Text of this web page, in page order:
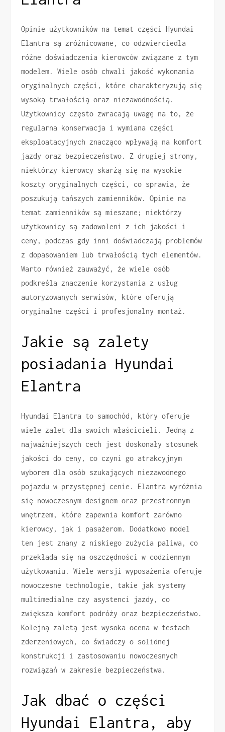
Opinie użytkowników na temat części Hyundai
Elantra są zróżnicowane, co odzwierciedla
różne doświadczenia kierowców związane z tym
modelem. Wiele osób chwali jakość wykonania
oryginalnych części, które charakteryzują się
wysoką trwałością oraz niezawodnością.
Użytkownicy często zwracają uwagę na to, że
regularna konserwacja i wymiana części
eksploatacyjnych znacząco wpływają na komfort
jazdy oraz bezpieczeństwo. Z drugiej strony,
niektórzy kierowcy skarżą się na wysokie
koszty oryginalnych części, co sprawia, że
poszukują tańszych zamienników. Opinie na
temat zamienników są mieszane; niektórzy
użytkownicy są zadowoleni z ich jakości i
ceny, podczas gdy inni doświadczają problemów
z dopasowaniem lub trwałością tych elementów.
Warto również zauważyć, że wiele osób
podkreśla znaczenie korzystania z usług
autoryzowanych serwisów, które oferują
oryginalne części i profesjonalny montaż.
Jakie są zalety
posiadania Hyundai
Elantra
Hyundai Elantra to samochód, który oferuje
wiele zalet dla swoich właścicieli. Jedną z
najważniejszych cech jest doskonały stosunek
jakości do ceny, co czyni go atrakcyjnym
wyborem dla osób szukających niezawodnego
pojazdu w przystępnej cenie. Elantra wyróżnia
się nowoczesnym designem oraz przestronnym
wnętrzem, które zapewnia komfort zarówno
kierowcy, jak i pasażerom. Dodatkowo model
ten jest znany z niskiego zużycia paliwa, co
przekłada się na oszczędności w codziennym
użytkowaniu. Wiele wersji wyposażenia oferuje
nowoczesne technologie, takie jak systemy
multimedialne czy asystenci jazdy, co
zwiększa komfort podróży oraz bezpieczeństwo.
Kolejną zaletą jest wysoka ocena w testach
zderzeniowych, co świadczy o solidnej
konstrukcji i zastosowaniu nowoczesnych
rozwiązań w zakresie bezpieczeństwa.
Jak dbać o części
Hyundai Elantra, aby